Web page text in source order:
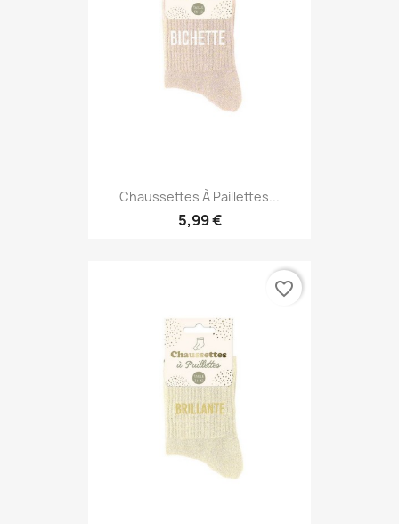
Chaussettes À Paillettes...
5,99 €
favorite_border